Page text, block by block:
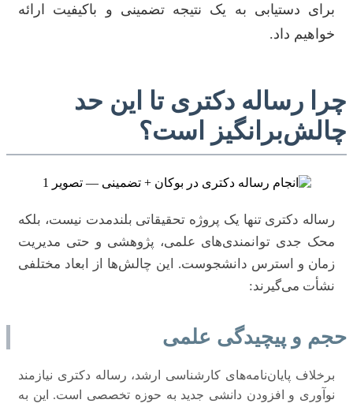
برای دستیابی به یک نتیجه تضمینی و باکیفیت ارائه
خواهیم داد.
چرا رساله دکتری تا این حد
چالش‌برانگیز است؟
رساله دکتری تنها یک پروژه تحقیقاتی بلندمدت نیست، بلکه
محک جدی توانمندی‌های علمی، پژوهشی و حتی مدیریت
زمان و استرس دانشجوست. این چالش‌ها از ابعاد مختلفی
نشأت می‌گیرند:
حجم و پیچیدگی علمی
برخلاف پایان‌نامه‌های کارشناسی ارشد، رساله دکتری نیازمند
نوآوری و افزودن دانشی جدید به حوزه تخصصی است. این به